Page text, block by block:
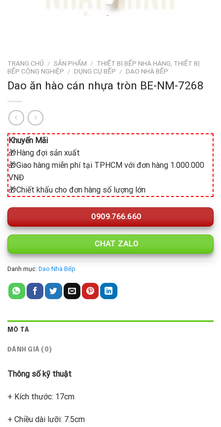
TRANG CHỦ / SẢN PHẨM / THIẾT BỊ BẾP NHÀ HÀNG, THIẾT BỊ
BẾP CÔNG NGHIỆP / DỤNG CỤ BẾP / DAO NHÀ BẾP
Dao ăn hào cán nhựa tròn BE-NM-7268
Khuyến Mãi
🎁Hàng đợi sản xuất
🎁Giao hàng miễn phí tại TPHCM với đơn hàng 1.000.000
VNĐ
🎁Chiết khấu cho đơn hàng số lượng lớn
0909.766.660
CHAT ZALO
Danh mục: Dao Nhà Bếp
MÔ TẢ
ĐÁNH GIÁ (0)
Thông số kỹ thuật
+ Kích thước: 17cm
+ Chiều dài lưỡi: 7.5cm